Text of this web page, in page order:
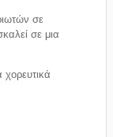
σε
σε μια